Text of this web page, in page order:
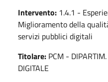
Intervento: 1.4.1 -
Miglioramento della
servizi pubblici digitali
Titolare: PCM -
DIGITALE